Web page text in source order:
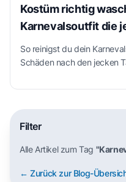
Kostüm richtig
Karnevalsoutfit die
So reinigst du dein
Schäden nach den jecken
Filter
Alle Artikel zum Tag
← Zurück zur Blog-